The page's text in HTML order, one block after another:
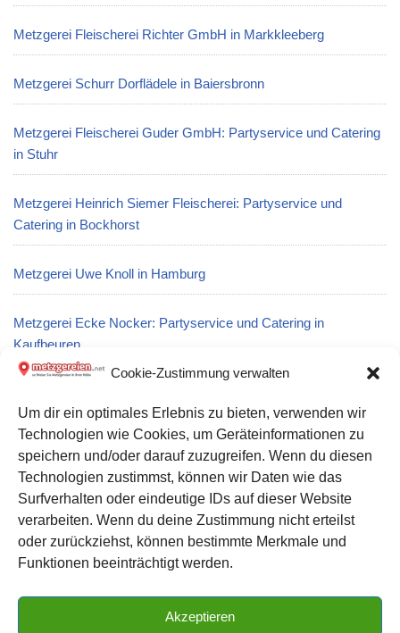
Cookie-Zustimmung verwalten
Um dir ein optimales Erlebnis zu bieten, verwenden wir
Technologien wie Cookies, um Geräteinformationen zu
speichern und/oder darauf zuzugreifen. Wenn du diesen
Technologien zustimmst, können wir Daten wie das
Surfverhalten oder eindeutige IDs auf dieser Website
verarbeiten. Wenn du deine Zustimmung nicht erteilst
oder zurückziehst, können bestimmte Merkmale und
Funktionen beeinträchtigt werden.
Akzeptieren
Metzgerei Fleischerei Richter GmbH in Markkleeberg
Metzgerei Schurr Dorflädele in Baiersbronn
Metzgerei Fleischerei Guder GmbH: Partyservice und Catering
in Stuhr
Metzgerei Heinrich Siemer Fleischerei: Partyservice und
Catering in Bockhorst
Metzgerei Uwe Knoll in Hamburg
Metzgerei Ecke Nocker: Partyservice und Catering in
Kaufbeuren
Catering in Altenburg
Metzgerei Welscher: Partyservice und Catering in Kronach
Kontakt zu uns